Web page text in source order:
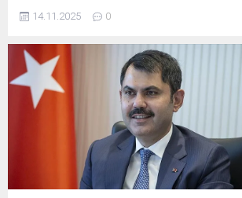
2025 tarihinde saat 09.30’dan itibaren
erişilebilecektir. Adaylara ve kamuoyuna
saygıyla duyurulur. ÖSYM BAŞKANLIĞI ” ÖSYM
2026 Yılı Sınav Takvimi (Güncel gelişmelere
göre ÖSYM Sınav Takvimi yenilenerek
kamuoyuna duyurulacaktır.)
14.11.2025 0